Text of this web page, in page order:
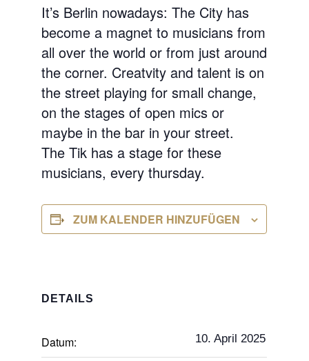
It’s Berlin nowadays: The City has
become a magnet to musicians from
all over the world or from just around
the corner. Creatvity and talent is on
the street playing for small change,
on the stages of open mics or
maybe in the bar in your street.
The Tik has a stage for these
musicians, every thursday.
ZUM KALENDER HINZUFÜGEN
DETAILS
Datum: 10. April 2025